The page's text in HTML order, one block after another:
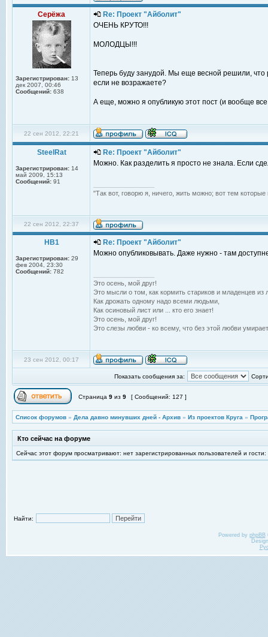
Серёжа
Зарегистрирован: 13
дек 2007, 00:46
Сообщений: 638
Re: Проект "Айболит"
ОЧЕНЬ КРУТО!!!
МОЛОДЦЫ!!!
Теперь буду занудой. Мы еще весной решили, что
если не возражаете?
А еще, можно я опубликую этот пост (и вообще
22 сен 2012, 22:21
SteelRat
Зарегистрирован: 14
май 2009, 15:13
Сообщений: 91
Re: Проект "Айболит"
Можно. Как разделить я просто не знала. Если
"Так вот, говорю я, ничего, жить можно; вот тем
22 сен 2012, 22:37
НВ1
Зарегистрирован: 29
фев 2004, 23:30
Сообщений: 782
Re: Проект "Айболит"
Можно опубликовывать. Даже нужно - там
Это осень, мой друг!
Это мысли о том, как кормить стариков и младенцев из
Как дрожать одному надо всеми людьми,
Как осиновый лист или ... кто его знает!
Это осень, мой друг!
Это слезы любви - ко всему, что без этой любви
23 сен 2012, 00:17
Показать сообщения за:
Страница 9 из 9 [ Сообщений: 127 ]
Список форумов » Дела давно минувших дней - Архив » Из проектов Круга »
Кто сейчас на форуме
Сейчас этот форум просматривают: нет зарегистрированных пользователей и гости:
Найти:
Powered by phpBB